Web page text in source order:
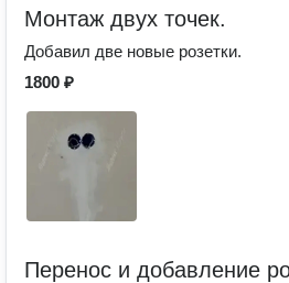
Монтаж двух точек.
Добавил две новые розетки.
1800 ₽
Перенос и добавление